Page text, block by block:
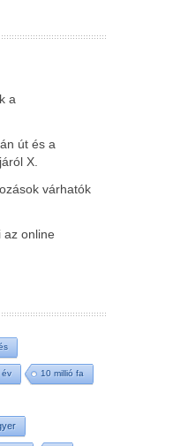
a
út és a
X.
várhatók
az online
év 10 millió fa